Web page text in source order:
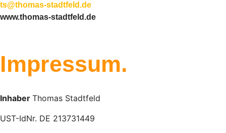
ts@thomas-stadtfeld.de
www.thomas-stadtfeld.de
Impressum.
Inhaber Thomas Stadtfeld
UST-IdNr. DE 213731449